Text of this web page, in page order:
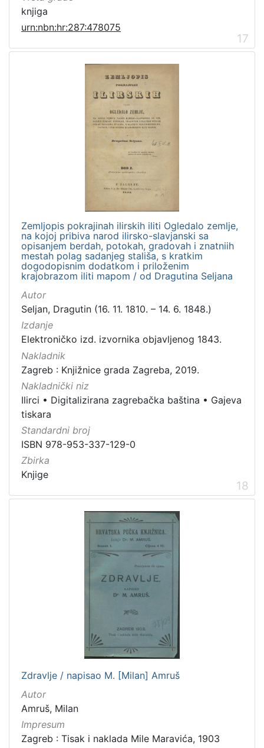
knjiga
urn:nbn:hr:287:478075
17
Zemljopis pokrajinah ilirskih iliti Ogledalo zemlje,
na kojoj pribiva narod ilirsko-slavjanski sa
opisanjem berdah, potokah, gradovah i znatniih
mestah polag sadanjeg stališa, s kratkim
dogodopisnim dodatkom i priloženim
krajobrazom iliti mapom / od Dragutina Seljana
Autor
Seljan, Dragutin (16. 11. 1810. – 14. 6. 1848.)
Izdanje
Elektroničko izd. izvornika objavljenog 1843.
Nakladnik
Zagreb : Knjižnice grada Zagreba, 2019.
Nakladnički niz
Ilirci • Digitalizirana zagrebačka baština • Gajeva
tiskara
Standardni broj
ISBN 978-953-337-129-0
Zbirka
Knjige
18
Zdravlje / napisao M. [Milan] Amruš
Autor
Amruš, Milan
Impresum
Zagreb : Tisak i naklada Mile Maravića, 1903